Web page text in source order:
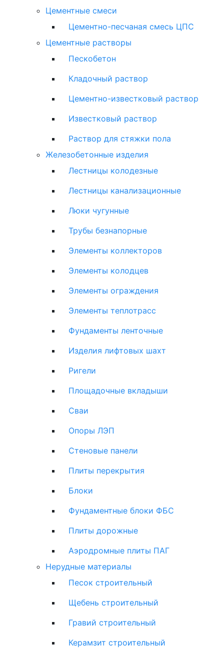
Цементные смеси
Цементно-песчаная смесь ЦПС
Цементные растворы
Пескобетон
Кладочный раствор
Цементно-известковый раствор
Известковый раствор
Раствор для стяжки пола
Железобетонные изделия
Лестницы колодезные
Лестницы канализационные
Люки чугунные
Трубы безнапорные
Элементы коллекторов
Элементы колодцев
Элементы ограждения
Элементы теплотрасс
Фундаменты ленточные
Изделия лифтовых шахт
Ригели
Площадочные вкладыши
Сваи
Опоры ЛЭП
Стеновые панели
Плиты перекрытия
Блоки
Фундаментные блоки ФБС
Плиты дорожные
Аэродромные плиты ПАГ
Нерудные материалы
Песок строительный
Щебень строительный
Гравий строительный
Керамзит строительный